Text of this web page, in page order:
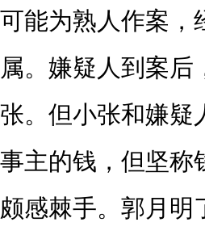
可能为熟人作案，
属。嫌疑人到案
张。但小张和嫌疑
事主的钱，但坚称
颇感棘手。郭月明